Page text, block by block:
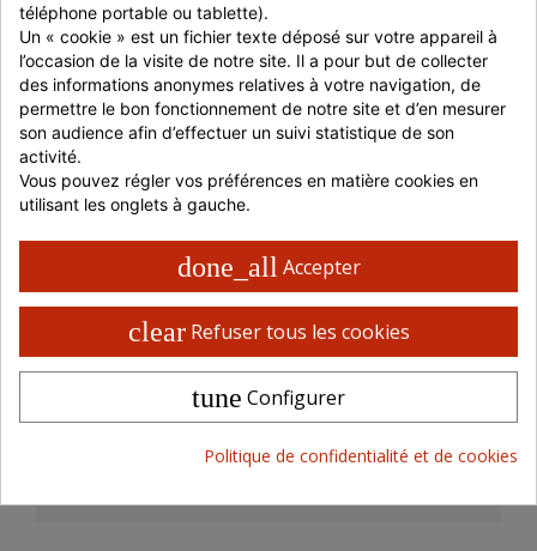
Disponibilité du produit
DISTRAM CORBAS
Epuisé
SNACKIN MARKET
En stock
Prix dégressifs selon le montant de la commande
Montant
Jusqu'à 699 € HT
-
31,38 € HT
-5%
1000 à 1499 € HT
28,24 € HT
> 1500 € HT
-15% 26,67 € HT
Livraison 48 / 72 H en France
Retrait possible en magasin
téléphone portable ou tablette).
Un « cookie » est un fichier texte déposé sur votre appareil à
l’occasion de la visite de notre site. Il a pour but de collecter
des informations anonymes relatives à votre navigation, de
permettre le bon fonctionnement de notre site et d’en mesurer
son audience afin d’effectuer un suivi statistique de son
activité.
Vous pouvez régler vos préférences en matière cookies en
utilisant les onglets à gauche.
done_all Accepter
clear Refuser tous les cookies
tune Configurer
Politique de confidentialité et de cookies